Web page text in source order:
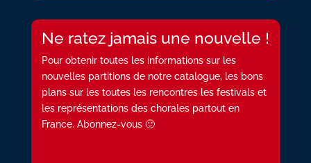
Ne ratez jamais une nouvelle !
Pour obtenir toutes les informations sur les
nouvelles partitions de notre catalogue, les bons
plans sur les toutes les rencontres les festivals et
les représentations des chorales partout en
France. Abonnez-vous 🙂